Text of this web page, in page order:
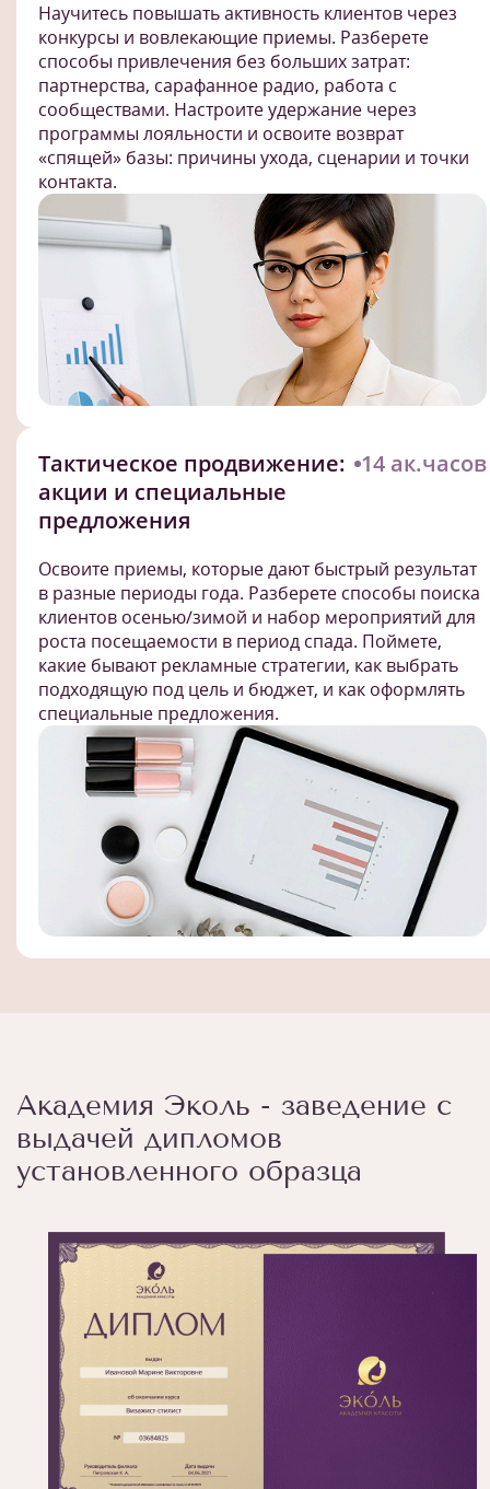
Научитесь повышать активность клиентов через
конкурсы и вовлекающие приемы. Разберете
способы привлечения без больших затрат:
партнерства, сарафанное радио, работа с
сообществами. Настроите удержание через
программы лояльности и освоите возврат
«спящей» базы: причины ухода, сценарии и точки
контакта.
Тактическое продвижение:
акции и специальные
предложения
14 ак.часов
Освоите приемы, которые дают быстрый результат
в разные периоды года. Разберете способы поиска
клиентов осенью/зимой и набор мероприятий для
роста посещаемости в период спада. Поймете,
какие бывают рекламные стратегии, как выбрать
подходящую под цель и бюджет, и как оформлять
специальные предложения.
Академия Эколь - заведение с
выдачей дипломов
установленного образца